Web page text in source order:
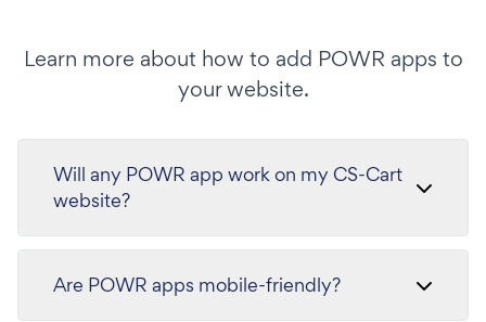
Learn more about how to add POWR apps to
your website.
Will any POWR app work on my CS-Cart
website?
Are POWR apps mobile-friendly?